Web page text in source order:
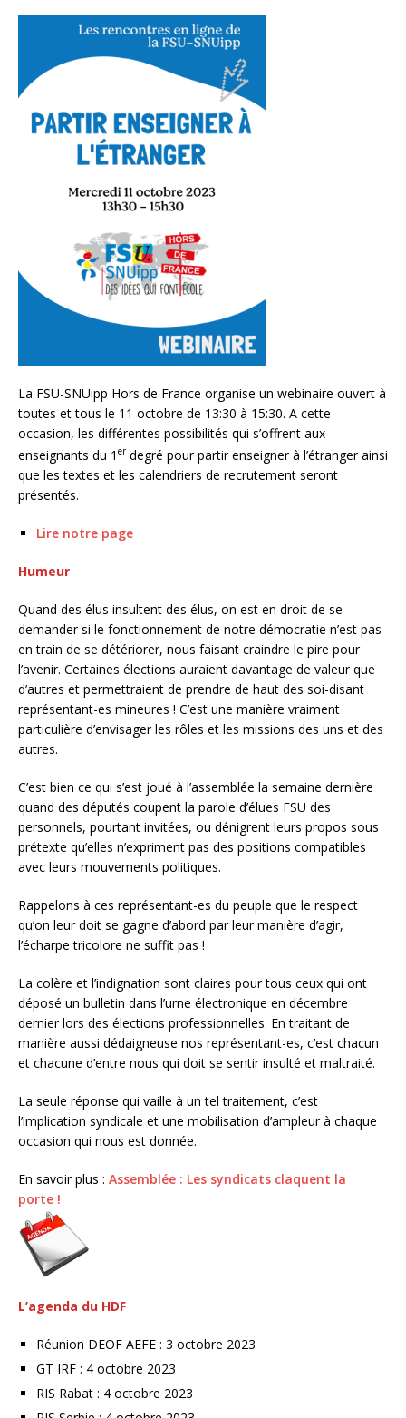
La FSU-SNUipp Hors de France organise un webinaire ouvert à
toutes et tous le 11 octobre de 13:30 à 15:30. A cette
occasion, les différentes possibilités qui s’offrent aux
enseignants du 1 erdegré pour partir enseigner à l’étranger ainsi
que les textes et les calendriers de recrutement seront
présentés.
Lire notre page
Humeur
Quand des élus insultent des élus, on est en droit de se
demander si le fonctionnement de notre démocratie n’est pas
en train de se détériorer, nous faisant craindre le pire pour
l’avenir. Certaines élections auraient davantage de valeur que
d’autres et permettraient de prendre de haut des soi-disant
représentant-es mineures ! C’est une manière vraiment
particulière d’envisager les rôles et les missions des uns et des
autres.
C’est bien ce qui s’est joué à l’assemblée la semaine dernière
quand des députés coupent la parole d’élues FSU des
personnels, pourtant invitées, ou dénigrent leurs propos sous
prétexte qu’elles n’expriment pas des positions compatibles
avec leurs mouvements politiques.
Rappelons à ces représentant-es du peuple que le respect
qu’on leur doit se gagne d’abord par leur manière d’agir,
l’écharpe tricolore ne suffit pas !
La colère et l’indignation sont claires pour tous ceux qui ont
déposé un bulletin dans l’urne électronique en décembre
dernier lors des élections professionnelles. En traitant de
manière aussi dédaigneuse nos représentant-es, c’est chacun
et chacune d’entre nous qui doit se sentir insulté et maltraité.
La seule réponse qui vaille à un tel traitement, c’est
l’implication syndicale et une mobilisation d’ampleur à chaque
occasion qui nous est donnée.
En savoir plus : Assemblée : Les syndicats claquent la
porte !
L’agenda du HDF
Réunion DEOF AEFE : 3 octobre 2023
GT IRF : 4 octobre 2023
RIS Rabat : 4 octobre 2023